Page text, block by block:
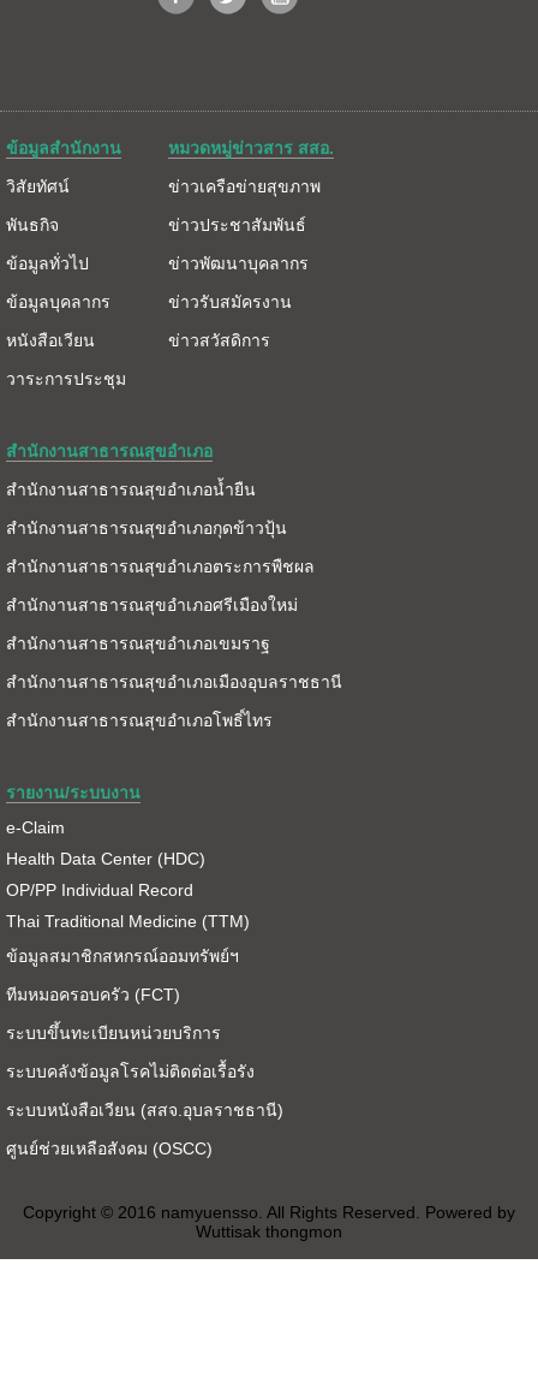
ข้อมูลสำนักงาน
วิสัยทัศน์
พันธกิจ
ข้อมูลทั่วไป
ข้อมูลบุคลากร
หนังสือเวียน
วาระการประชุม
หมวดหมู่ข่าวสาร สสอ.
ข่าวเครือข่ายสุขภาพ
ข่าวประชาสัมพันธ์
ข่าวพัฒนาบุคลากร
ข่าวรับสมัครงาน
ข่าวสวัสดิการ
สำนักงานสาธารณสุขอำเภอ
สำนักงานสาธารณสุขอำเภอน้ำยืน
สำนักงานสาธารณสุขอำเภอกุดข้าวปุ้น
สำนักงานสาธารณสุขอำเภอตระการพืชผล
สำนักงานสาธารณสุขอำเภอศรีเมืองใหม่
สำนักงานสาธารณสุขอำเภอเขมราฐ
สำนักงานสาธารณสุขอำเภอเมืองอุบลราชธานี
สำนักงานสาธารณสุขอำเภอโพธิ์ไทร
รายงาน/ระบบงาน
e-Claim
Health Data Center (HDC)
OP/PP Individual Record
Thai Traditional Medicine (TTM)
ข้อมูลสมาชิกสหกรณ์ออมทรัพย์ฯ
ทีมหมอครอบครัว (FCT)
ระบบขึ้นทะเบียนหน่วยบริการ
ระบบคลังข้อมูลโรคไม่ติดต่อเรื้อรัง
ระบบหนังสือเวียน (สสจ.อุบลราชธานี)
ศูนย์ช่วยเหลือสังคม (OSCC)
Copyright © 2016 namyuensso. All Rights Reserved. Powered by
Wuttisak thongmon